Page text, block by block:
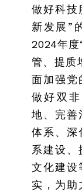
做好科技
新发展”
2024年度
管、提质
面加强党
做好双
地、完善
体系、深
系建设、
文化建设
实，为助